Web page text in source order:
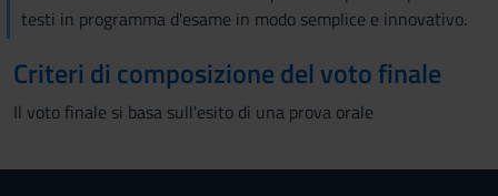
testi in programma d'esame in modo semplice e innovativo.
Criteri di composizione del voto finale
Il voto finale si basa sull'esito di una prova orale